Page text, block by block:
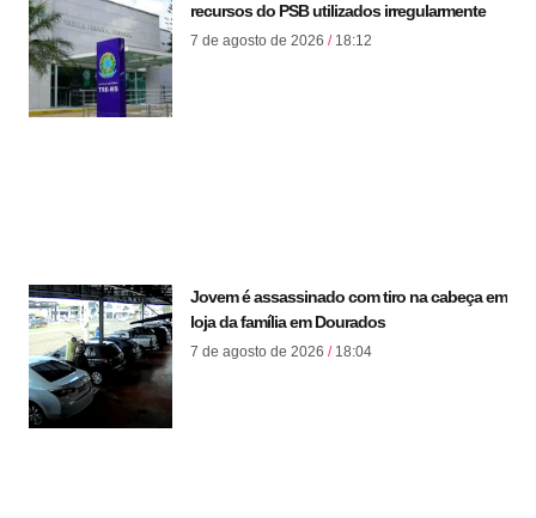
recursos do PSB utilizados irregularmente
7 de agosto de 2026 18:12
Jovem é assassinado com tiro na cabeça em
loja da família em Dourados
7 de agosto de 2026 18:04